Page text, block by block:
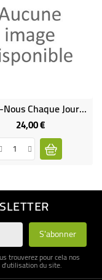
Donne-Nous Chaque Jour Notre Bonne Nouvelle Quotidienne - A.T. Jones Et E.J. Waggoner
24,00 €Prix
trouverez pour cela nos
du site.